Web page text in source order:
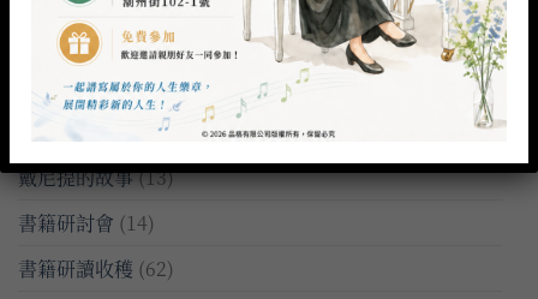
免費公益講座(26)
基礎系列入門書特輯
(18)
戴尼提的故事(13)
書籍研討會 (14)
書籍研讀收穫 (62)